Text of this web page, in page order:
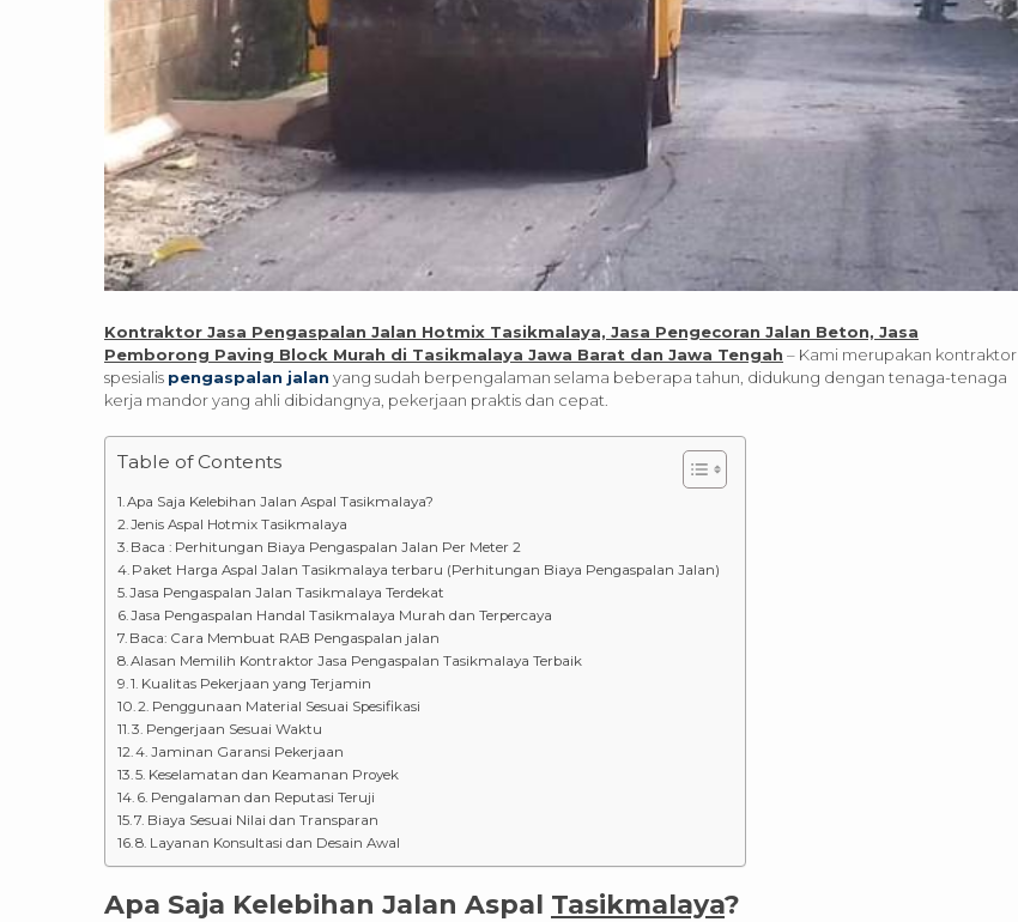
Kontraktor Jasa Pengaspalan Jalan Hotmix Tasikmalaya, Jasa Pengecoran Jalan Beton, Jasa
Pemborong Paving Block Murah di Tasikmalaya Jawa Barat dan Jawa Tengah – Kami merupakan kontraktor
spesialis pengaspalan jalan yang sudah berpengalaman selama beberapa tahun, didukung dengan tenaga-tenaga
kerja mandor yang ahli dibidangnya, pekerjaan praktis dan cepat.
Table of Contents
Apa Saja Kelebihan Jalan Aspal Tasikmalaya?
Jenis Aspal Hotmix Tasikmalaya
Baca : Perhitungan Biaya Pengaspalan Jalan Per Meter 2
Paket Harga Aspal Jalan Tasikmalaya terbaru (Perhitungan Biaya Pengaspalan Jalan)
Jasa Pengaspalan Jalan Tasikmalaya Terdekat
Jasa Pengaspalan Handal Tasikmalaya Murah dan Terpercaya
Baca: Cara Membuat RAB Pengaspalan jalan
Alasan Memilih Kontraktor Jasa Pengaspalan Tasikmalaya Terbaik
1. Kualitas Pekerjaan yang Terjamin
2. Penggunaan Material Sesuai Spesifikasi
3. Pengerjaan Sesuai Waktu
4. Jaminan Garansi Pekerjaan
5. Keselamatan dan Keamanan Proyek
6. Pengalaman dan Reputasi Teruji
7. Biaya Sesuai Nilai dan Transparan
8. Layanan Konsultasi dan Desain Awal
Apa Saja Kelebihan Jalan Aspal Tasikmalaya?